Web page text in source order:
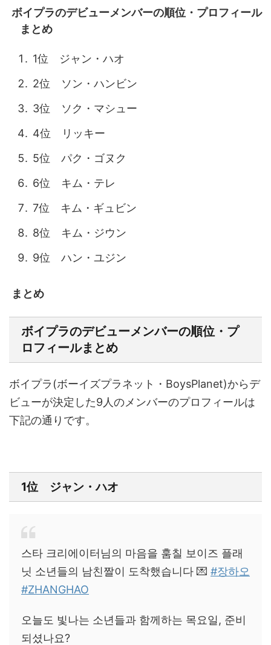
ボイプラのデビューメンバーの順位・プロフィール
まとめ
1位 ジャン・ハオ
2位 ソン・ハンビン
3位 ソク・マシュー
4位 リッキー
5位 パク・ゴヌク
6位 キム・テレ
7位 キム・ギュビン
8位 キム・ジウン
9位 ハン・ユジン
まとめ
ボイプラのデビューメンバーの順位・プ
ロフィールまとめ
ボイプラ(ボーイズプラネット・BoysPlanet)からデ
ビューが決定した9人のメンバーのプロフィールは
下記の通りです。
1位 ジャン・ハオ
스타 크리에이터님의 마음을 훔칠 보이즈 플래
닛 소년들의 남친짤이 도착했습니다 💌 #장하오
#ZHANGHAO
오늘도 빛나는 소년들과 함께하는 목요일, 준비
되셨나요?